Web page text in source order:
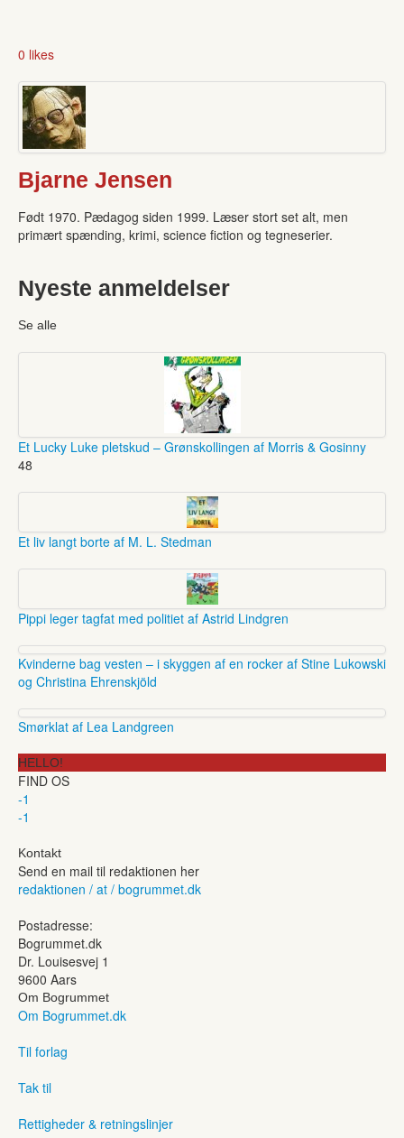
0 likes
Bjarne Jensen
Født 1970. Pædagog siden 1999. Læser stort set alt, men
primært spænding, krimi, science fiction og tegneserier.
Nyeste anmeldelser
Se alle
Et Lucky Luke pletskud – Grønskollingen af Morris & Gosinny
48
Et liv langt borte af M. L. Stedman
Pippi leger tagfat med politiet af Astrid Lindgren
Kvinderne bag vesten – i skyggen af en rocker af Stine Lukowski
og Christina Ehrenskjöld
Smørklat af Lea Landgreen
HELLO!
FIND OS
-1
-1
Kontakt
Send en mail til redaktionen her
redaktionen / at / bogrummet.dk
Postadresse:
Bogrummet.dk
Dr. Louisesvej 1
9600 Aars
Om Bogrummet
Om Bogrummet.dk
Til forlag
Tak til
Rettigheder & retningslinjer